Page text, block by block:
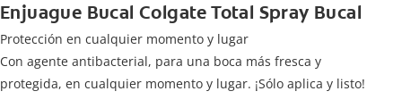
Enjuague Bucal Colgate Total Spray Bucal
Protección en cualquier momento y lugar
Con agente antibacterial, para una boca más fresca y
protegida, en cualquier momento y lugar. ¡Sólo aplica y listo!